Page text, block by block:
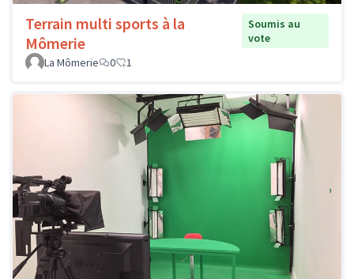
Terrain multi sports à la
Mômerie
Soumis au
vote
La Mômerie
0 1